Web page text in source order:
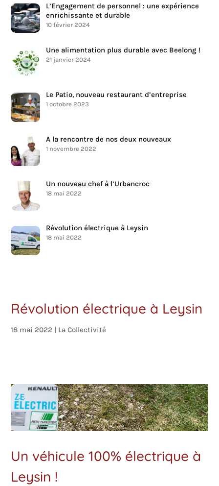
L’Engagement de personnel : une expérience
enrichissante et durable
10 février 2024
Une alimentation plus durable avec Beelong !
21 janvier 2024
Le Patio, nouveau restaurant d’entreprise
1 octobre 2023
A la rencontre de nos deux nouveaux
1 novembre 2022
Un nouveau chef à l’Urbancroc
18 mai 2022
Révolution électrique à Leysin
18 mai 2022
Révolution électrique à Leysin
18 mai 2022 | La Collectivité
Un véhicule 100% électrique à
Leysin !